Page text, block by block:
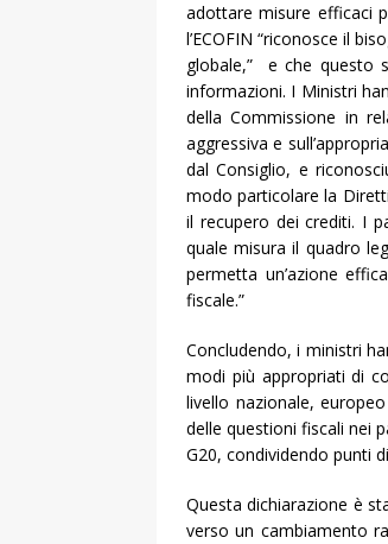
adottare misure efficaci
l’ECOFIN “riconosce il
globale,” e che questo
informazioni. I Ministri
della Commissione in
aggressiva e
dal Consiglio, e
modo particolare la
il recupero dei crediti. I
quale misura il quadro
permetta un’azione
fiscale.”
Concludendo, i ministri
modi più appropriati di
livello nazionale,
delle questioni fiscali nei
G20, condividendo punti
Questa dichiarazione è
verso un cambiamento